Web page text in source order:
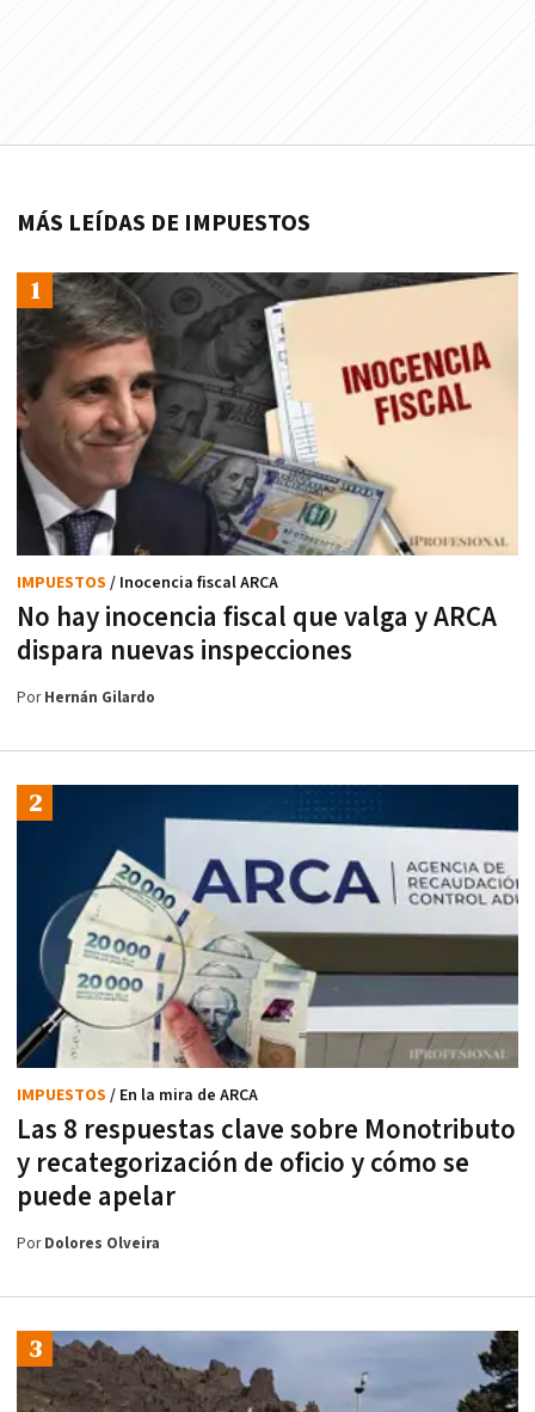
MÁS LEÍDAS DE IMPUESTOS
No hay inocencia fiscal que valga y ARCA
dispara nuevas inspecciones
IMPUESTOS / Inocencia fiscal ARCA
PorHernán Gilardo
Las 8 respuestas clave sobre Monotributo
y recategorización de oficio y cómo se
puede apelar
IMPUESTOS / En la mira de ARCA
PorDolores Olveira